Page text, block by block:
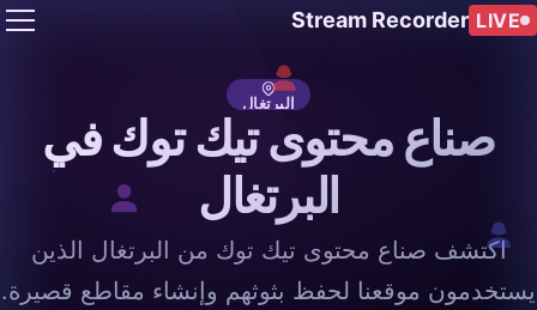
LIVE
Stream Recorder
البرتغال
صناع محتوى تيك توك في
البرتغال
اكتشف صناع محتوى تيك توك من البرتغال الذين
يستخدمون موقعنا لحفظ بثوثهم وإنشاء مقاطع قصيرة.